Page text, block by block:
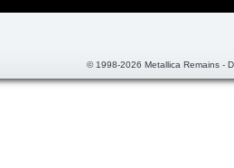
© 1998-2026 Metallica Remains -